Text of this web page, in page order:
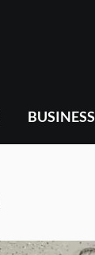
BUSINESS